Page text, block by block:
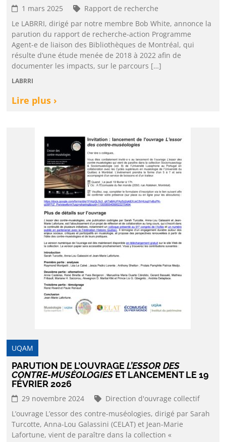
1 mars 2025
Rapport de recherche
Le LABRRI, dirigé par notre membre Bob White, annonce la
parution du rapport de recherche-action Programme
Agent-e de liaison des Bibliothèques de Montréal, qui
résulte d’une étude menée de 2018 à 2022 afin de
documenter les impacts, sur le parcours […]
LABRRI
Lire plus ›
UQAM
PARUTION DE L’OUVRAGEL’ESSOR DES
CONTRE-MUSÉOLOGIES ET LANCEMENT LE 19
FÉVRIER 2026
29 novembre 2024
Direction d'ouvrage collectif
L’ouvrage L’essor des contre-muséologies, dirigé par Sarah
Turcotte, Anna-Lou Galassini (CELAT) et Jean-Marie
Lafortune, vient de paraître dans la collection «